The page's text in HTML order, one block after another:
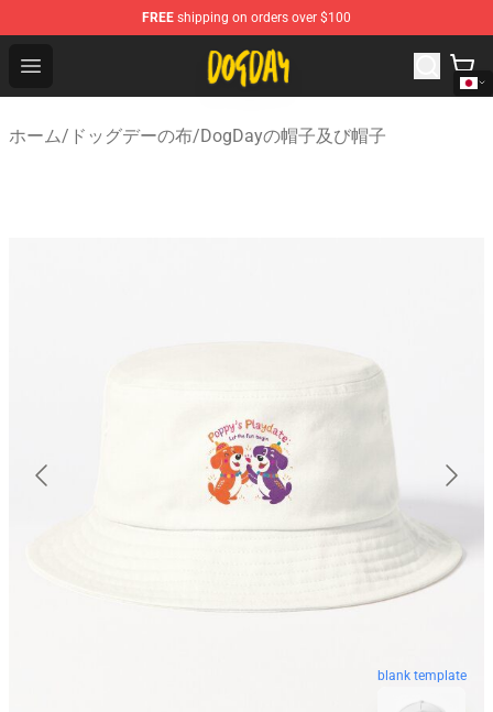
FREE shipping on orders over $100
Open menu
DogDay Store - Official DogDay Merchandise Shop
ホーム/ ドッグデーの布/DogDayの帽子及び帽子
blank template